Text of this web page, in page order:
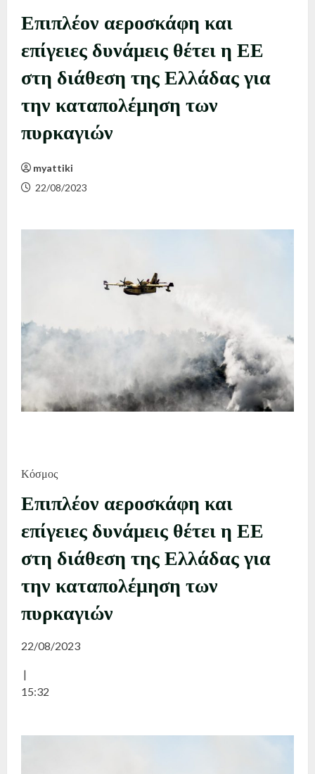
Επιπλέον αεροσκάφη και
επίγειες δυνάμεις θέτει η ΕΕ
στη διάθεση της Ελλάδας για
την καταπολέμηση των
πυρκαγιών
myattiki
22/08/2023
Κόσμος
Επιπλέον αεροσκάφη και
επίγειες δυνάμεις θέτει η ΕΕ
στη διάθεση της Ελλάδας για
την καταπολέμηση των
πυρκαγιών
22/08/2023
|
15:32